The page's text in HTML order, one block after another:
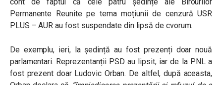
cont de faptul că cele patru ședințe ale
Birourilor
Permanente Reunite pe tema moțiunii de cenzură USR
PLUS – AUR au fost suspendate din lipsă de cvorum.
De exemplu, ieri,
la ședință au fost prezenți doar nouă
parlamentari. Reprezentanții PSD au lipsit, iar de la PNL a
fost prezent doar Ludovic Orban. De altfel, după aceasta,